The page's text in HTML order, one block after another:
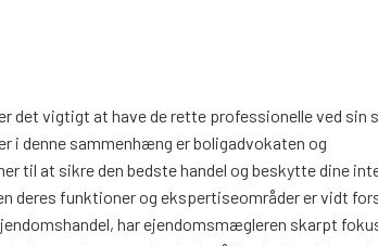
det vigtigt at have de rette professionelle ved sin
i denne sammenhæng er boligadvokaten og
til at sikre den bedste handel og beskytte dine
deres funktioner og ekspertiseområder er vidt
har ejendomsmægleren skarpt